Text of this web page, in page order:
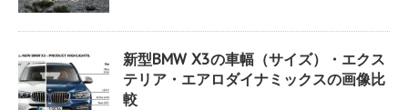
新型BMW X3の車幅（サイズ）・エクス
テリア・エアロダイナミックスの画像比
較